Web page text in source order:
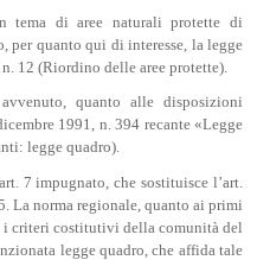
tema di aree naturali protette di
per quanto qui di interesse, la legge
12 (Riordino delle aree protette).
quanto alle disposizioni
1991, n. 394 recante «Legge
legge quadro).
7 impugnato, che sostituisce l’art.
La norma regionale, quanto ai primi
i criteri costitutivi della comunità del
legge quadro, che affida tale